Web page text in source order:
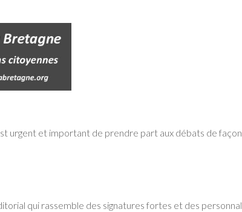
urgent et important de prendre part aux débats de façon
qui rassemble des signatures fortes et des